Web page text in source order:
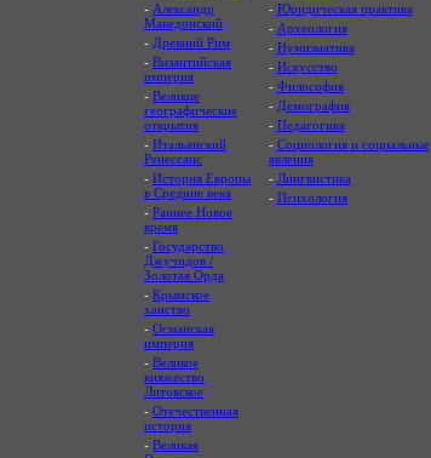
- Александр
Македонский
- Древний Рим
- Византийская
империя
- Великие
географические
открытия
- Итальянский
Ренессанс
- История Европы
в Средние века
- Раннее Новое
время
- Государство
Джучидов /
Золотая Орда
- Крымское
ханство
- Османская
империя
- Великое
княжество
Литовское
- Отечественная
история
- Великая
- Юридическая практика
- Археология
- Нумизматика
- Искусство
- Философия
- Демография
- Педагогика
- Социология и социальные
явления
- Лингвистика
- Психология